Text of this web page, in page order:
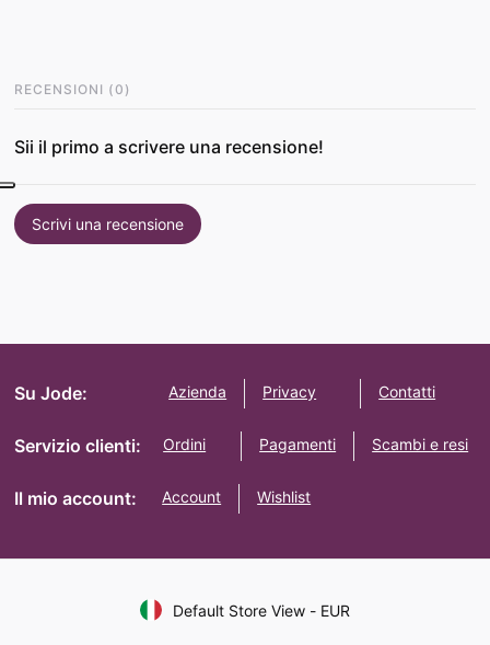
RECENSIONI (0 )
Sii il primo a scrivere una recensione!
Scrivi una recensione
Su Jode: Azienda Privacy Contatti
Servizio clienti: Ordini Pagamenti Scambi e resi
Il mio account: Account Wishlist
Default Store View- EUR